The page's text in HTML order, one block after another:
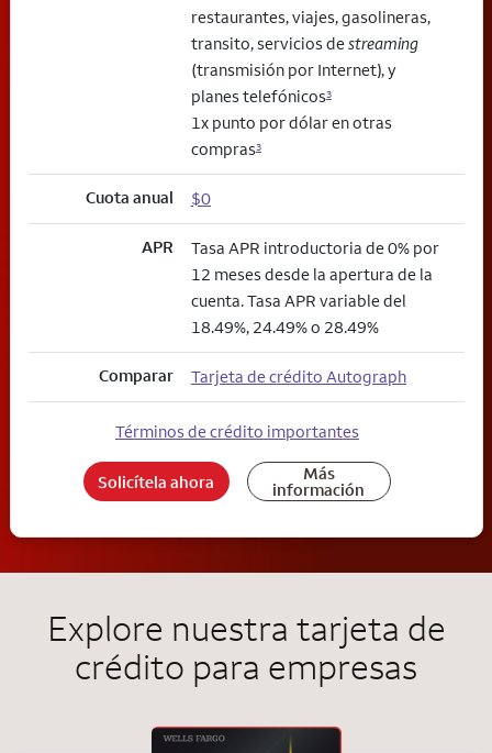
restaurantes, viajes, gasolineras,
transito, servicios destreaming
(transmisión por Internet), y
planes telefónicos3
1x punto por dólar en otras
compras3
Cuota anual $0
APR
Tasa APR introductoria de 0% por
12 meses desde la apertura de la
cuenta. Tasa APR variable del
18.49%, 24.49% o 28.49%
Comparar Tarjeta de crédito Autograph
Términos de crédito importantes
Solicítela ahora Más
información
Explore nuestra tarjeta de
crédito para empresas